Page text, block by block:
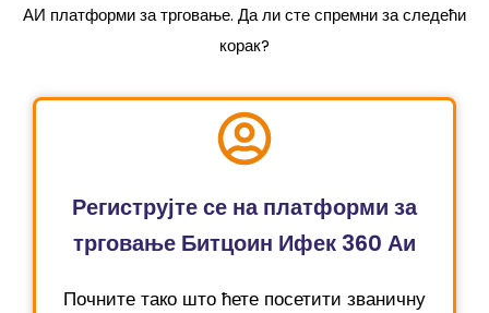
АИ платформи за трговање. Да ли сте спремни за следећи
корак?
Региструјте се на платформи за
трговање Битцоин Ифек 360 Аи
Почните тако што ћете посетити званичну